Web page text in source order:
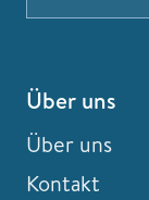
Über uns
Über uns
Kontakt